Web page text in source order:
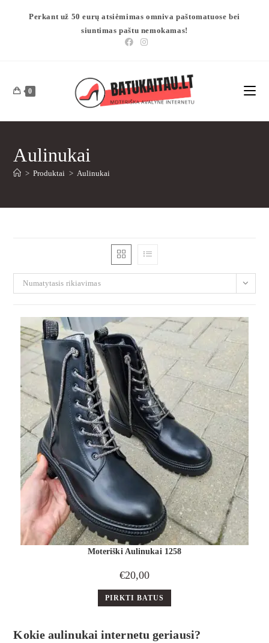
Perkant už 50 eurų atsiėmimas omniva paštomatuose bei
siuntimas paštu nemokamas!
0
Aulinukai
> Produktai > Aulinukai
Numatytasis rikiavimas
Moteriški Aulinukai 1258
€20,00
PIRKTI BATUS
Kokieaulinukai internetu geriausi?